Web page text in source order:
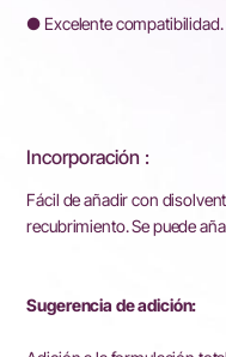
● Excelente compatibilidad.
Incorporación :
Fácil de añadir con
recubrimiento. Se puede
Sugerencia de adición: